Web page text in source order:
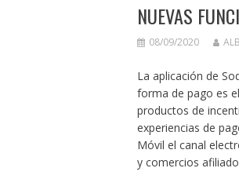
NUEVAS
08/09/2020
La aplicación de
forma de pago es
productos de
experiencias de
Móvil el canal
y comercios